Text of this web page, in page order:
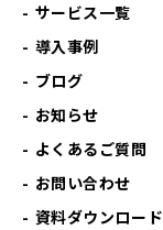
サービス一覧
導入事例
ブログ
お知らせ
よくあるご質問
お問い合わせ
資料ダウンロード